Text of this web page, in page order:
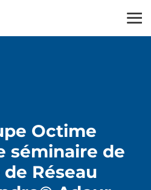
Octime
séminaire de
Réseau